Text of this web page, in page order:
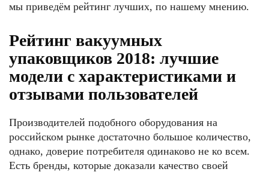
мы приведём рейтинг лучших, по нашему мнению.
Рейтинг вакуумных
упаковщиков 2018: лучшие
модели с характеристиками и
отзывами пользователей
Производителей подобного оборудования на
российском рынке достаточно большое количество,
однако, доверие потребителя одинаково не ко всем.
Есть бренды, которые доказали качество своей